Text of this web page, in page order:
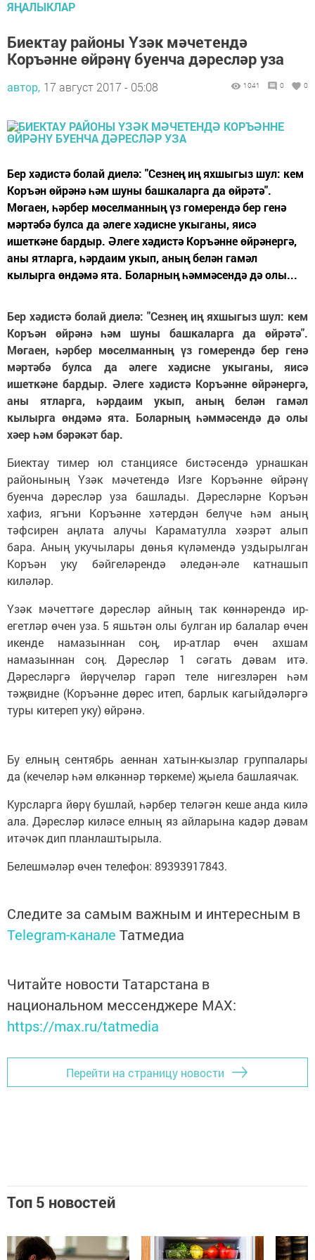
ЯҢАЛЫКЛАР
Биектау районы Үзәк мәчетендә
Коръәнне өйрәнү буенча дәресләр уза
автор, 17 август 2017 - 05:08 1041 0 0
Бер хәдистә болай диелә: "Сезнең иң яхшыгыз шул: кем
Коръән өйрәнә һәм шуны башкаларга да өйрәтә".
Мөгаен, һәрбер мөселманның үз гомерендә бер генә
мәртәбә булса да әлеге хәдисне укыганы, яисә
ишеткәне бардыр. Әлеге хәдистә Коръәнне өйрәнергә,
аны ятларга, һәрдаим укып, аның белән гамәл
кылырга өндәмә ята. Боларның һәммәсендә дә олы...
Бер хәдистә болай диелә: "Сезнең иң яхшыгыз шул: кем
Коръән өйрәнә һәм шуны башкаларга да өйрәтә".
Мөгаен, һәрбер мөселманның үз гомерендә бер генә
мәртәбә булса да әлеге хәдисне укыганы, яисә
ишеткәне бардыр. Әлеге хәдистә Коръәнне өйрәнергә,
аны ятларга, һәрдаим укып, аның белән гамәл
кылырга өндәмә ята. Боларның һәммәсендә дә олы
хәер һәм бәрәкәт бар.
Биектау тимер юл станциясе бистәсендә урнашкан
районының Үзәк мәчетендә Изге Коръәнне өйрәнү
буенча дәресләр уза башлады. Дәресләрне Коръән
хафиз, ягъни Коръәнне хәтердән белүче һәм аның
тәфсирен аңлата алучы Караматулла хәзрәт алып
бара. Аның укучылары дөнья күләмендә уздырылган
Коръән уку бәйгеләрендә әледән-әле катнашып
киләләр.
Үзәк мәчеттәге дәресләр айның так көннәрендә ир-
егетләр өчен уза. 5 яшьтән олы булган ир балалар өчен
икенде намазыннан соң, ир-атлар өчен ахшам
намазыннан соң. Дәресләр 1 сәгать дәвам итә.
Дәресләргә йөрүчеләр гарәп теле нигезләрен һәм
тәҗвидне (Коръәнне дөрес итеп, барлык кагыйдәләргә
туры китереп уку) өйрәнә.
Бу елның сентябрь аеннан хатын-кызлар группалары
да (кечеләр һәм өлкәннәр төркеме) җыела башлаячак.
Курсларга йөрү бушлай, һәрбер теләгән кеше анда килә
ала. Дәресләр киләсе елның яз айларына кадәр дәвам
итәчәк дип планлаштырыла.
Белешмәләр өчен телефон: 89393917843.
Следите за самым важным и интересным в
Telegram-канале Татмедиа
Читайте новости Татарстана в
национальном мессенджере MАХ:
https://max.ru/tatmedia
Перейти на страницу новости
Топ 5 новостей